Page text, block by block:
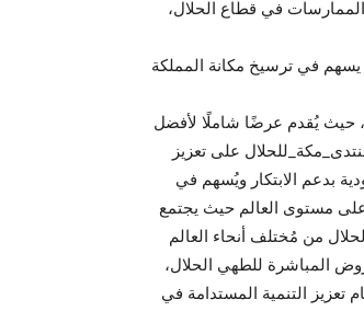
الممارسات في قطاع الحلال،
يسهم في ترسيخ مكانة المملكة
حيث يُقدم عرضًا شاملًا لأفضل
على تعزيز
بدعم الابتكار ويُسهم في
على مستوى العالم حيث يجتمع
من مُختلف أنحاء العالم
المباشرة للطهي الحلال،
تعزيز التنمية المستدامة في